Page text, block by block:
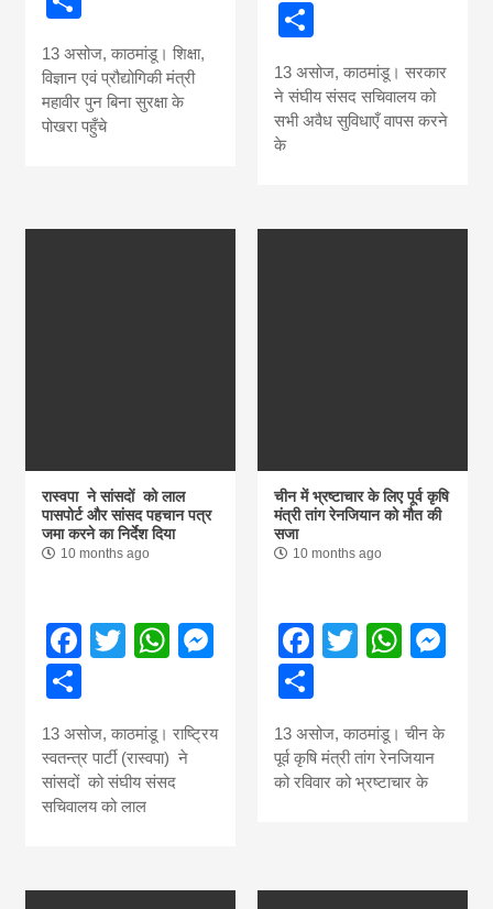
13 असोज, काठमांडू। शिक्षा,
विज्ञान एवं प्रौद्योगिकी मंत्री
महावीर पुन बिना सुरक्षा के
पोखरा पहुँचे
13 असोज, काठमांडू। सरकार
ने संघीय संसद सचिवालय को
सभी अवैध सुविधाएँ वापस करने
के
रास्वपा ने सांसदों को लाल
पासपोर्ट और सांसद पहचान पत्र
जमा करने का निर्देश दिया
10 months ago
Facebook
TwitterWhatsApp
Messenger
13 असोज, काठमांडू। राष्ट्रिय
स्वतन्त्र पार्टी (रास्वपा) ने
सांसदों को संघीय संसद
सचिवालय को लाल
चीन में भ्रष्टाचार के लिए पूर्व कृषि
मंत्री तांग रेनजियान को मौत की
सजा
10 months ago
Facebook
Twitter
13 असोज, काठमांडू। चीन के
पूर्व कृषि मंत्री तांग रेनजियान
को रविवार को भ्रष्टाचार के